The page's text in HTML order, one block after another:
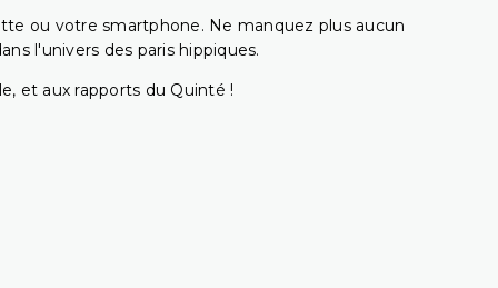
ou votre smartphone. Ne manquez plus aucun
l'univers des paris hippiques.
et aux rapports du Quinté !